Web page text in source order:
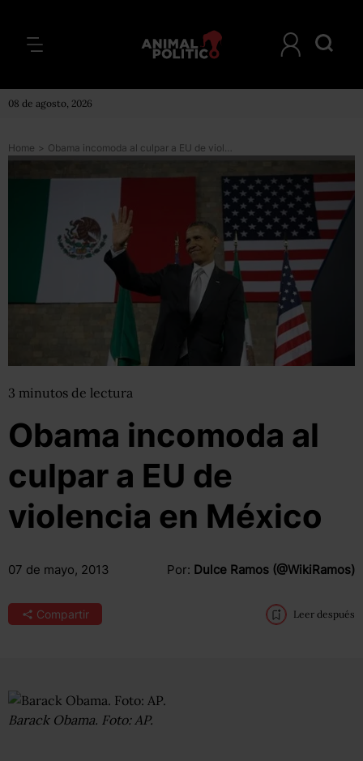
08 de agosto, 2026
Home > Obama incomoda al culpar a EU de violencia en México
3 minutos de lectura
Obama incomoda al
culpar a EU de
violencia en México
07 de mayo, 2013 Por: Dulce Ramos (@WikiRamos)
Compartir Leer después
Barack Obama. Foto: AP.